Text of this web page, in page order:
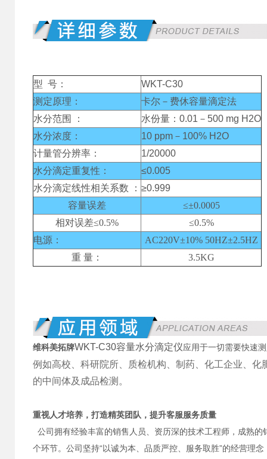
型 号：
WKT-C30
测定原理：
卡尔－费休容量滴定法
水分范围 ：
水份量：0.01－500 mg H2O
水分浓度：
10 ppm－100% H2O
计量管分辨率：
1/20000
水分滴定重复性：
≤0.005
水分滴定线性相关系数 ： ≥0.999
容量误差
≤±0.0005
相对误差≤0.5%
≤0.5%
电源：
AC220V±10% 50HZ±2.5HZ
重 量：
3.5KG
维科美拓牌WKT-C30容量水分滴定仪应用于一切需要快速
例如高校、科研院所、质检机构、制药、化工企业、
的中间体及成品检测。
重视人才培养，打造精英团队，提升客服服务质量
公司拥有经验丰富的销售人员、资历深的技术工程师，成熟
个环节。公司坚持“以诚为本、品质严控、服务取胜”的经营理